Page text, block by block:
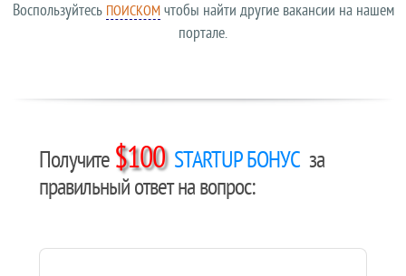
Воспользуйтесь ПОИСКОМчтобы найти другие вакансии на нашем
портале.
Получите $100 STARTUP БОНУС за
правильный ответ на вопрос: